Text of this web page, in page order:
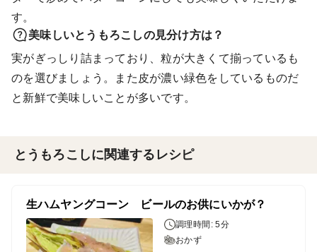
す。
美味しいとうもろこしの見分け方は？
実がぎっしり詰まっており、粒が大きくて揃っているも
のを選びましょう。また皮が濃い緑色をしているものだ
と新鮮で美味しいことが多いです。
とうもろこしに関連するレシピ
生ハムヤングコーン ビールのお供にいかが？
調理時間: 5分
おかず